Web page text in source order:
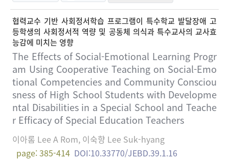
협력교수 기반 사회정서학습 프로그램이 특수학교 발달장애 고
등학생의 사회정서적 역량 및 공동체 의식과 특수교사의 교사효
능감에 미치는 영향
The Effects of Social-Emotional Learning Progr
am Using Cooperative Teaching on Social-Emo
tional Competencies and Community Consciou
sness of High School Students with Developme
ntal Disabilities in a Special School and Teache
r Efficacy of Special Education Teachers
이아롬 Lee A Rom, 이숙향 Lee Suk-hyang
page: 385-414 DOI:10.33770/JEBD.39.1.16